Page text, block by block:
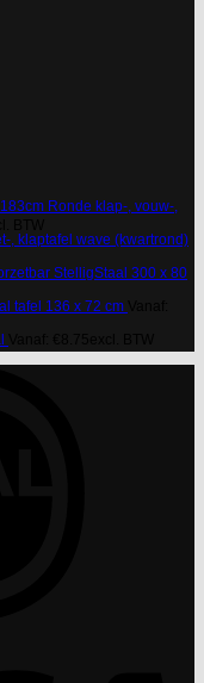
Ronde klap-, vouw-,
, klaptafel wave (kwartrond)
StelligStaal 300 x 80
tafel 136 x 72 cm